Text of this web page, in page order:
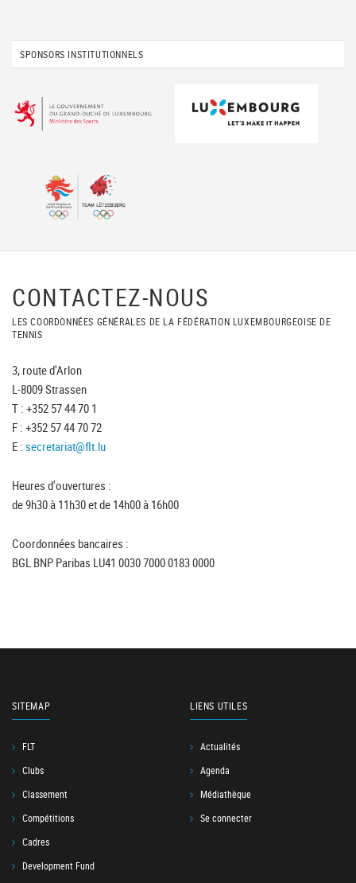
SPONSORS INSTITUTIONNELS
CONTACTEZ-NOUS
LES COORDONNÉES GÉNÉRALES DE LA FÉDÉRATION LUXEMBOURGEOISE DE
TENNIS
3, route d'Arlon
L-8009 Strassen
T : +352 57 44 70 1
F : +352 57 44 70 72
E : secretariat@flt.lu
Heures d'ouvertures :
de 9h30 à 11h30 et de 14h00 à 16h00
Coordonnées bancaires :
BGL BNP Paribas LU41 0030 7000 0183 0000
SITEMAP
FLT
Clubs
Classement
Compétitions
Cadres
Development Fund
LIENS UTILES
Actualités
Agenda
Médiathèque
Se connecter